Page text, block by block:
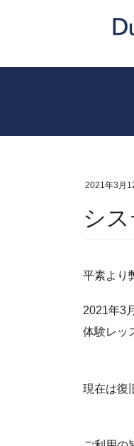
2021年3月
シ
平素より
2021年3
体験レッ
現在は復